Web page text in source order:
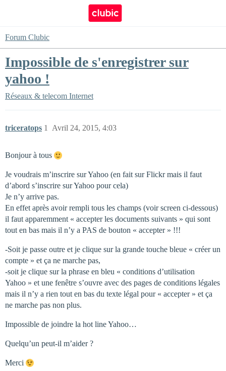
Forum Clubic
Impossible de s'enregistrer sur
yahoo !
Réseaux & telecom Internet
triceratops Avril 24, 2015, 4:03
1
Bonjour à tous
Je voudrais m’inscrire sur Yahoo (en fait sur Flickr mais il faut
d’abord s’inscrire sur Yahoo pour cela)
Je n’y arrive pas.
En effet après avoir rempli tous les champs (voir screen ci-dessous)
il faut apparemment « accepter les documents suivants » qui sont
tout en bas mais il n’y a PAS de bouton « accepter » !!!
-Soit je passe outre et je clique sur la grande touche bleue « créer un
compte » et ça ne marche pas,
-soit je clique sur la phrase en bleu « conditions d’utilisation
Yahoo » et une fenêtre s’ouvre avec des pages de conditions légales
mais il n’y a rien tout en bas du texte légal pour « accepter » et ça
ne marche pas non plus.
Impossible de joindre la hot line Yahoo…
Quelqu’un peut-il m’aider ?
Merci